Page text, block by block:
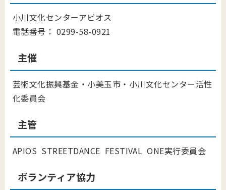
小川文化センターアピオス
電話番号： 0299-58-0921
主催
芸術文化振興基金・小美玉市・小川文化センター活性
化委員会
主管
APIOS STREETDANCE FESTIVAL ONE実行委員会
ボランティア協力